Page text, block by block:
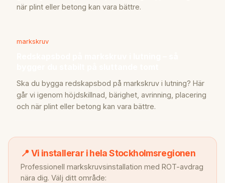
när plint eller betong kan vara bättre.
markskruv
Ska du bygga redskapsbod på markskruv i lutning? Här
går vi igenom höjdskillnad, bärighet, avrinning, placering
och när plint eller betong kan vara bättre.
📍 Vi installerar i hela Stockholmsregionen
Professionell markskruvsinstallation med ROT-avdrag
nära dig. Välj ditt område: